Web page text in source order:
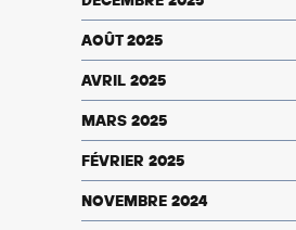
AOÛT 2025
AVRIL 2025
MARS 2025
FÉVRIER 2025
NOVEMBRE 2024